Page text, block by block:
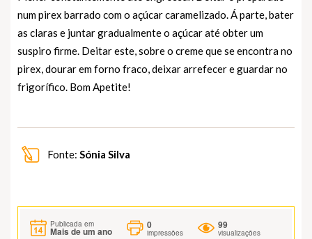
num pirex barrado com o açúcar caramelizado. Á parte, bater
as claras e juntar gradualmente o açúcar até obter um
suspiro firme. Deitar este, sobre o creme que se encontra no
pirex, dourar em forno fraco, deixar arrefecer e guardar no
frigorífico. Bom Apetite!
Fonte: Sónia Silva
Publicada em
Mais de um ano
0
impressões
99
visualizações